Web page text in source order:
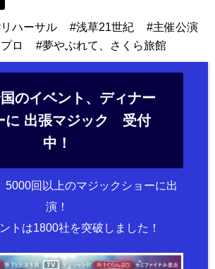
リハーサル 浅草21世紀
主催公演
ロ 夢やぶれて、さくら旅館
のイベント、ディナー
に 出張マジック 受付
中！
5000回以上のマジックショーに出
演！
トは1800社を突破しました！